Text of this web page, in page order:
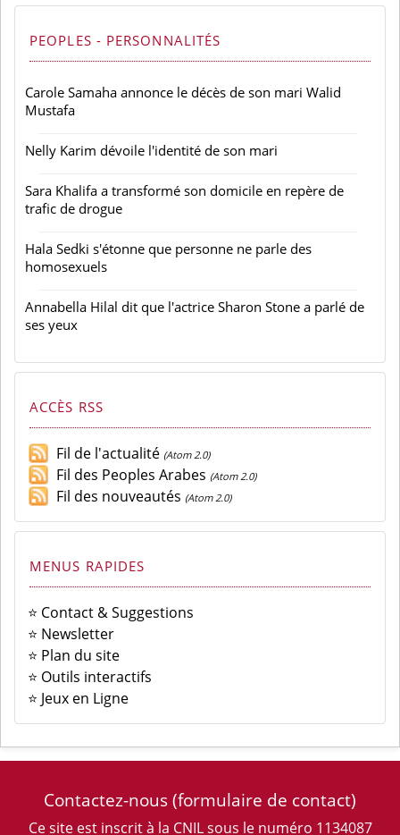
PEOPLES - PERSONNALITÉS
Carole Samaha annonce le décès de son mari Walid
Mustafa
Nelly Karim dévoile l'identité de son mari
Sara Khalifa a transformé son domicile en repère de
trafic de drogue
Hala Sedki s'étonne que personne ne parle des
homosexuels
Annabella Hilal dit que l'actrice Sharon Stone a parlé de
ses yeux
ACCÈS RSS
Fil de l'actualité (Atom 2.0)
Fil des Peoples Arabes (Atom 2.0)
Fil des nouveautés (Atom 2.0)
MENUS RAPIDES
⭐ Contact & Suggestions
⭐ Newsletter
⭐ Plan du site
⭐ Outils interactifs
⭐ Jeux en Ligne
Contactez-nous(formulaire de contact)
Ce site est inscrit à la CNIL sous le numéro 1134087